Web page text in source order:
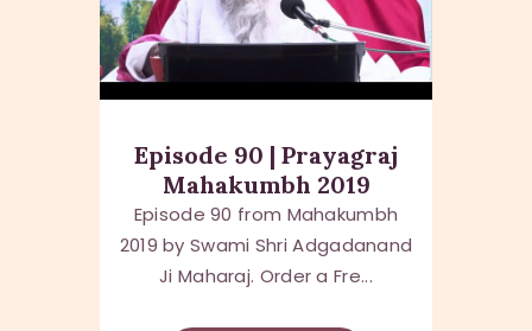
Episode 90 | Prayagraj
Mahakumbh 2019
Episode 90 from Mahakumbh
2019 by Swami Shri Adgadanand
Ji Maharaj. Order a Fre...